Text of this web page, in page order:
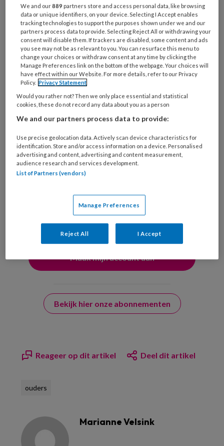
Bij
welke
organisatie
werk
je?
Untitled
Ontvang 2x per week de
KinderopvangTotaal nieuwsbrief
Ontvang iedere zondag het
Management Kinderopvang
Weekoverzicht
Ja, ik geef toestemming voor e-mails
van KinderopvangTotaal en
Springer Media B.V.
?
Uw bovenstaande gegevens kunnen worden toegevoegd aan
uw profiel in overeenstemming met onsprivacy statement
Bekijk hier onze abonnementen
Reageer op dit artikel Deel dit artikel
ouders
Marianne Velsink
We and our889 partners store and access personal data, like browsing
data or unique identifiers, on your device. Selecting I Accept enables
tracking technologies to support the purposes shown under we and our
partners process data to provide. Selecting Reject All or withdrawing your
consent will disable them. If trackers are disabled, some content and ads
you see may not be as relevant to you. You can resurface this menu to
change your choices or withdraw consent at any time by clicking the
Manage Preferences link on the bottom of the webpage. Your choices will
have effect within our Website. For more details, refer to our Privacy
Policy. Privacy Statement
Would you rather not? Then we only place essential and statistical
cookies, these do not record any data about you as a person
We and our partners process data to provide:
Use precise geolocation data. Actively scan device characteristics for
identification. Store and/or access information on a device. Personalised
advertising and content, advertising and content measurement,
audience research and services development.
List of Partners (vendors)
Manage Preferences
Reject All I Accept